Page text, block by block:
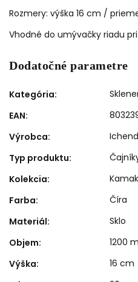
Rozmery: výška 16 cm /
Vhodné do umývačky riadu
Dodatočné parametre
Kategória:
EAN:
Výrobca:
Typ produktu:
Kolekcia:
Farba:
Číra
Materiál:
Sklo
Objem:
1200
Výška:
16 cm